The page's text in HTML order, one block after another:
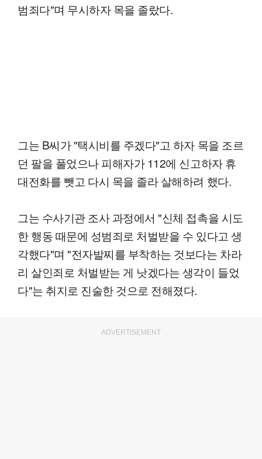
범죄다"며 무시하자 목을 졸랐다.
그는 B씨가 "택시비를 주겠다"고 하자 목을 조르
던 팔을 풀었으나 피해자가 112에 신고하자 휴
대전화를 뺏고 다시 목을 졸라 살해하려 했다.
그는 수사기관 조사 과정에서 "신체 접촉을 시도
한 행동 때문에 성범죄로 처벌받을 수 있다고 생
각했다"며 "전자발찌를 부착하는 것보다는 차라
리 살인죄로 처벌받는 게 낫겠다는 생각이 들었
다"는 취지로 진술한 것으로 전해졌다.
ADVERTISEMENT